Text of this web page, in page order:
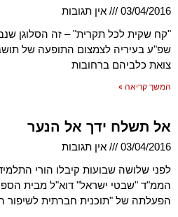
03/04/2016
אין תגובות
"קח שקית לכל תקרית" – זה הסלוגן
שפ"ע בעיריה לצמצום התופעה של
צואת כלביהם ברחובות
המשך קריאה »
אל תשלח ידך אל הנער
03/04/2016
אין תגובות
לפני שלושה שבועות קיבלו הורי
הממ"ד "שבטי ישראל" דוא"ל מבית
הפעלתה של "תוכנית חברתית לשיפור